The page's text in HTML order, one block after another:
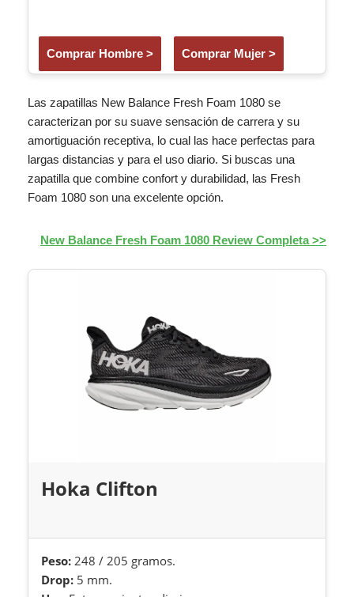
Comprar Hombre > Comprar Mujer >
Las zapatillas New Balance Fresh Foam 1080 se
caracterizan por su suave sensación de carrera y su
amortiguación receptiva, lo cual las hace perfectas para
largas distancias y para el uso diario. Si buscas una
zapatilla que combine confort y durabilidad, las Fresh
Foam 1080 son una excelente opción.
New Balance Fresh Foam 1080 Review Completa >>
Hoka Clifton
Peso: 248 / 205 gramos.
Drop: 5 mm.